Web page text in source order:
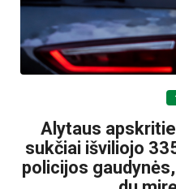
Alytaus
sukčiai išviliojo
policijos